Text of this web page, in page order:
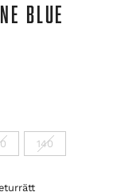
BLUE
140